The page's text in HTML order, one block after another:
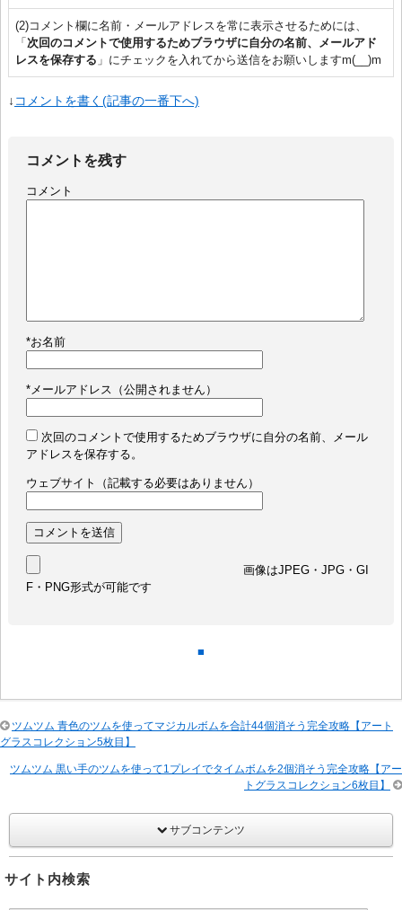
(2)コメント欄に名前・メールアドレスを常に表示させるためには、
「次回のコメントで使用するためブラウザに自分の名前、メールアド
レスを保存する 」にチェックを入れてから送信をお願いしますm(__)m
↓ コメントを書く(記事の一番下へ)
コメントを残す
コメント
*お名前
* メールアドレス（公開されません）
次回のコメントで使用するためブラウザに自分の名前、メール
アドレスを保存する。
ウェブサイト（記載する必要はありません）
画像はJPEG・JPG・GI
F・PNG形式が可能です
■
ツムツム 青色のツムを使ってマジカルボムを合計44個消そう完全攻略【アート
グラスコレクション5枚目】
ツムツム 黒い手のツムを使って1プレイでタイムボムを2個消そう完全攻略【アー
トグラスコレクション6枚目】
サブコンテンツ
サイト内検索